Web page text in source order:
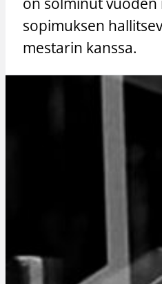
sopimuksen
mestarin kanssa.